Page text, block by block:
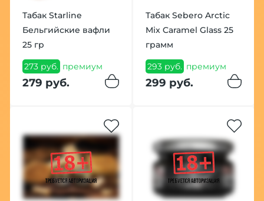
Табак Starline
Бельгийские вафли
25 гр
273 руб. премиум
279 руб.
Табак Sebero Arctic
Mix Caramel Glass 25
грамм
293 руб. премиум
299 руб.